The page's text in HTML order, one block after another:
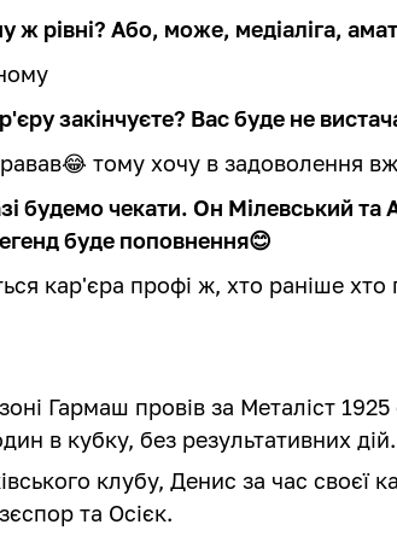
ж рівні? Або, може, медіаліга,
закінчуєте? Вас буде не
тому хочу в задоволення
будемо чекати. Он Мілевський та
буде поповнення😊
кар'єра профі ж, хто раніше хто
Гармаш провів за Металіст
в кубку, без результативних дій.
клубу, Денис за час своєї
та Осієк.